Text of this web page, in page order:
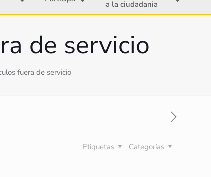
a la ciudadania
de servicio
fuera de servicio
Categorías
Etiquetas